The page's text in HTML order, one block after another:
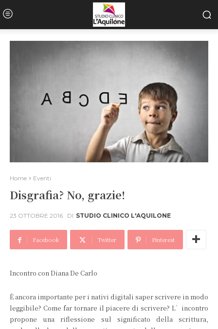
Home Eventi
Disgrafia? No, grazie!
23 OTTOBRE 2016 DI STUDIO CLINICO L'AQUILONE
Facebook Twitter Pinterest
Incontro con Diana De Carlo
È ancora importante per i nativi digitali saper scrivere in modo
leggibile? Come far tornare il piacere di scrivere? L’incontro
propone una riflessione sul significato della scrittura,